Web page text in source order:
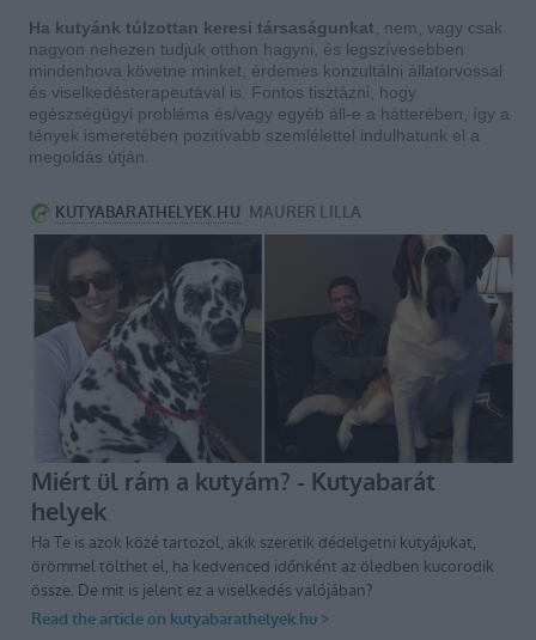
Ha kutyánk túlzottan keresi társaságunkat , nem, vagy csak
nagyon nehezen tudjuk otthon hagyni, és legszívesebben
mindenhova követne minket, érdemes konzultálni állatorvossal
és viselkedésterapeutával is. Fontos tisztázni, hogy
egészségügyi probléma és/vagy egyéb áll-e a hátterében, így a
tények ismeretében pozitívabb szemlélettel indulhatunk el a
megoldás útján.